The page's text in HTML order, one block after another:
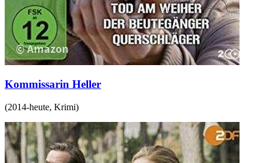
Kommissarin Heller
(2014-heute, Krimi)